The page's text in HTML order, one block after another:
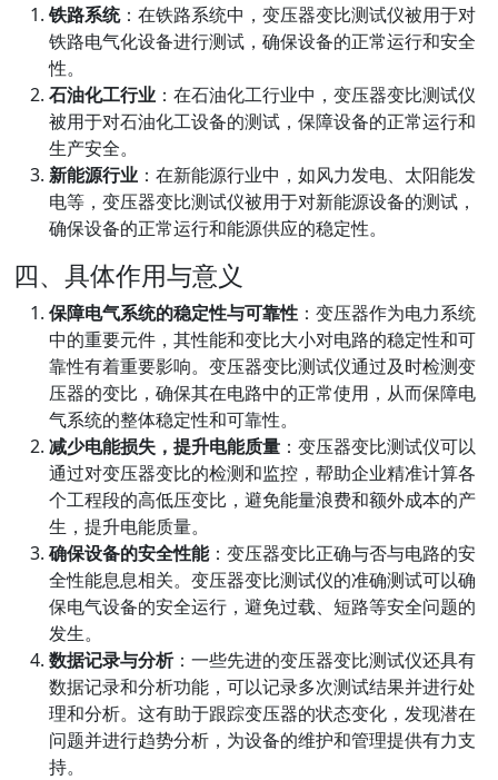
铁路系统：在铁路系统中，变压器变比测试仪被用于对
铁路电气化设备进行测试，确保设备的正常运行和安全
性。
石油化工行业 ：在石油化工行业中，变压器变比测试仪
被用于对石油化工设备的测试，保障设备的正常运行和
生产安全。
新能源行业 ：在新能源行业中，如风力发电、太阳能发
电等，变压器变比测试仪被用于对新能源设备的测试，
确保设备的正常运行和能源供应的稳定性。
四、具体作用与意义
保障电气系统的稳定性与可靠性 ：变压器作为电力系统
中的重要元件，其性能和变比大小对电路的稳定性和可
靠性有着重要影响。变压器变比测试仪通过及时检测变
压器的变比，确保其在电路中的正常使用，从而保障电
气系统的整体稳定性和可靠性。
减少电能损失，提升电能质量 ：变压器变比测试仪可以
通过对变压器变比的检测和监控，帮助企业精准计算各
个工程段的高低压变比，避免能量浪费和额外成本的产
生，提升电能质量。
确保设备的安全性能：变压器变比正确与否与电路的安
全性能息息相关。变压器变比测试仪的准确测试可以确
保电气设备的安全运行，避免过载、短路等安全问题的
发生。
数据记录与分析：一些先进的变压器变比测试仪还具有
数据记录和分析功能，可以记录多次测试结果并进行处
理和分析。这有助于跟踪变压器的状态变化，发现潜在
问题并进行趋势分析，为设备的维护和管理提供有力支
持。